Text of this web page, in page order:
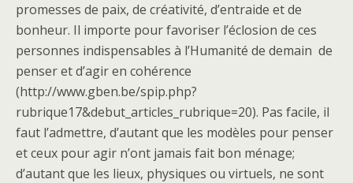
promesses de paix, de créativité, d’entraide et de
bonheur. Il importe pour favoriser l’éclosion de ces
personnes indispensables à l’Humanité de demain de
penser et d’agir en cohérence
(http://www.gben.be/spip.php?
rubrique17&debut_articles_rubrique=20). Pas facile, il
faut l’admettre, d’autant que les modèles pour penser
et ceux pour agir n’ont jamais fait bon ménage;
d’autant que les lieux, physiques ou virtuels, ne sont